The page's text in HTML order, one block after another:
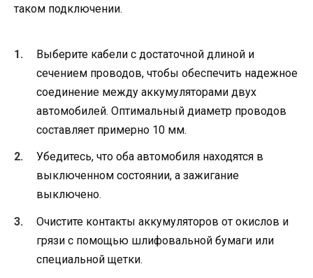
таком подключении.
Выберите кабели с достаточной длиной и
сечением проводов, чтобы обеспечить надежное
соединение между аккумуляторами двух
автомобилей. Оптимальный диаметр проводов
составляет примерно 10 мм.
Убедитесь, что оба автомобиля находятся в
выключенном состоянии, а зажигание
выключено.
Очистите контакты аккумуляторов от окислов и
грязи с помощью шлифовальной бумаги или
специальной щетки.